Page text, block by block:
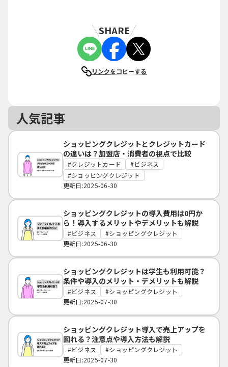
SHARE
リンクをコピーする
人気記事
ショッピングクレジットとクレジットカード
の違いは？加盟店・消費者の視点で比較
クレジットカード
ビジネス
ショッピングクレジット
更新日:2025-06-30
ショッピングクレジットの導入費用は0円か
ら！導入するメリットやデメリットも解説
ビジネス
ショッピングクレジット
更新日:2025-06-30
ショッピングクレジットは学生も利用可能？
条件や導入のメリット・デメリットも解説
ビジネス
ショッピングクレジット
更新日:2025-07-30
ショッピングクレジット導入で売上アップを
図れる？注意点や導入方法も解説
ビジネス
ショッピングクレジット
更新日:2025-07-30